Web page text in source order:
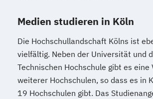
Medien studieren in Köln
Die Hochschullandschaft Kölns ist
vielfältig. Neben der Universität und
Technischen Hochschule gibt es eine
weiterer Hochschulen, so dass es in
19 Hochschulen gibt. Das